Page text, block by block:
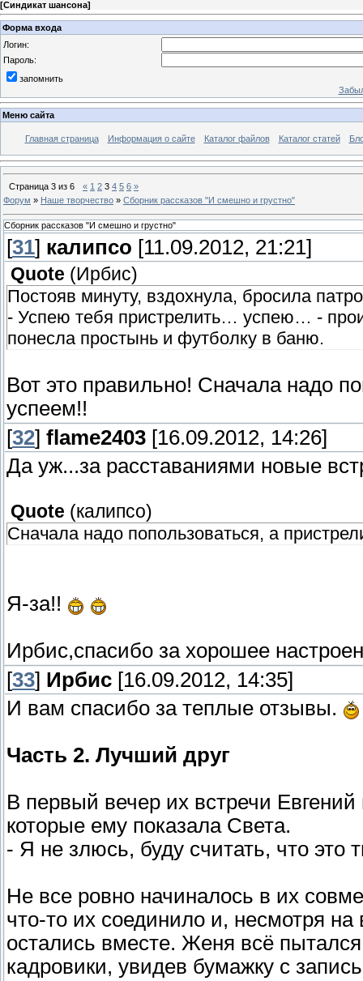
[Синдикат шансона]
Форма входа
Логин:
Пароль:
запомнить
Меню сайта
Главная страница Информация о сайте Каталог файлов Каталог статей
Страница 3 из 6 « 1 2 3 4 5 6 »
Форум » Наше творчество » Сборник рассказов "И смешно и грустно"
Сборник рассказов "И смешно и грустно"
[31] калипсо [11.09.2012, 21:21]
Quote (Ирбис)
Постояв минуту, вздохнула, бросила
- Успею тебя пристрелить… успею… -
понесла простынь и футболку в баню.
Вот это правильно! Сначала надо
успеем!!
[32] flame2403 [16.09.2012, 14:26]
Да уж...за расставаниями новые
Quote (калипсо)
Сначала надо попользоваться, а
Я-за!!
Ирбис,спасибо за хорошее
[33] Ирбис [16.09.2012, 14:35]
И вам спасибо за теплые отзывы.
Часть 2. Лучший друг
В первый вечер их встречи
которые ему показала Света.
- Я не злюсь, буду считать, что
Не все ровно начиналось в их
что-то их соединило и, несмотря
остались вместе. Женя всё
кадровики, увидев бумажку с